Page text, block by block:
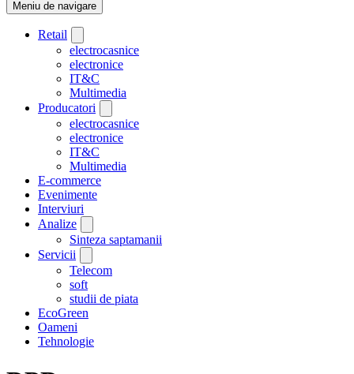
Meniu de navigare
Retail
electrocasnice
electronice
IT&C
Multimedia
Producatori
electrocasnice
electronice
IT&C
Multimedia
E-commerce
Evenimente
Interviuri
Analize
Sinteza saptamanii
Servicii
Telecom
soft
studii de piata
EcoGreen
Oameni
Tehnologie